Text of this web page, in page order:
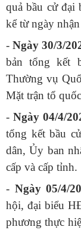
quả bầu cử đại
kể từ ngày
- Ngày 30/3/
bản tổng kết
Thường vụ
Mặt trận tổ
- Ngày 04/4/
tổng kết bầu
dân, Ủy ban
cấp và cấp tỉnh.
- Ngày 05/4/
hội, đại biểu
phương thực